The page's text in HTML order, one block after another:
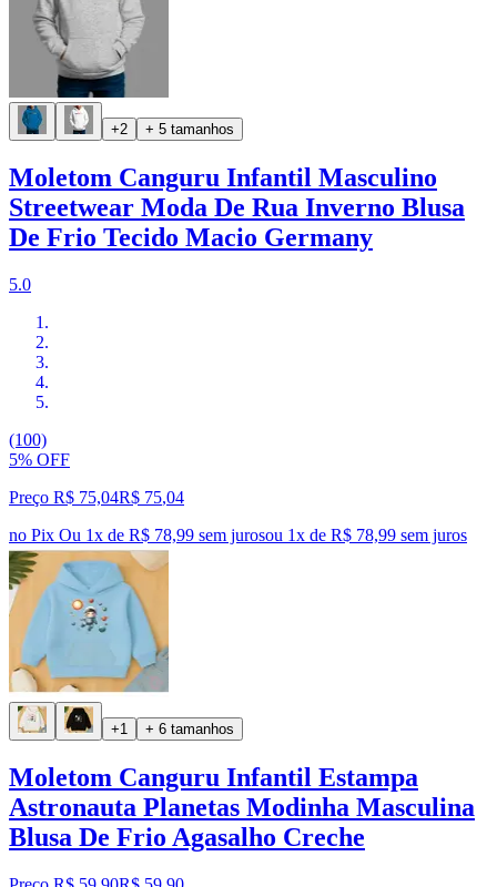
+2 + 5 tamanhos
Moletom Canguru Infantil Masculino
Streetwear Moda De Rua Inverno Blusa
De Frio Tecido Macio Germany
5.0
(100)
5% OFF
Preço R$ 75,04R$ 75,04
no Pix Ou 1x de R$ 78,99 sem jurosou 1x de R$ 78,99 sem juros
+1 + 6 tamanhos
Moletom Canguru Infantil Estampa
Astronauta Planetas Modinha Masculina
Blusa De Frio Agasalho Creche